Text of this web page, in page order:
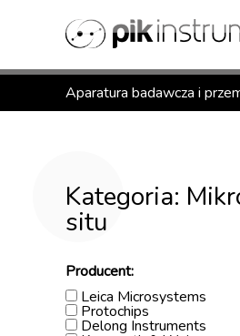
Aparatura badawcza i
Kategoria:
situ
Producent:
Leica Microsystems
Protochips
Delong Instruments